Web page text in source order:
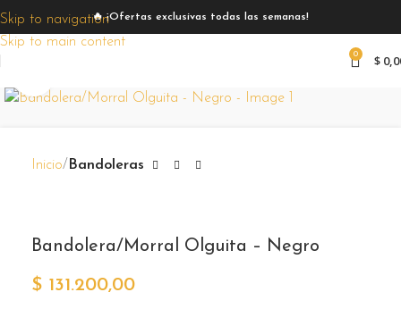
Skip to navigation
Skip to main content
🔥 ¡Ofertas exclusivas todas las semanas!
0 $
Inicio Bandoleras
Bandolera/Morral Olguita – Negro
$ 131.200,00